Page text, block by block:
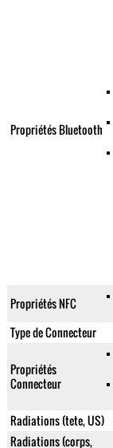
Propriétés Bluetooth
Propriétés NFC
Type de Connecteur
Propriétés
Connecteur
Radiations (tete, US)
Radiations (corps,